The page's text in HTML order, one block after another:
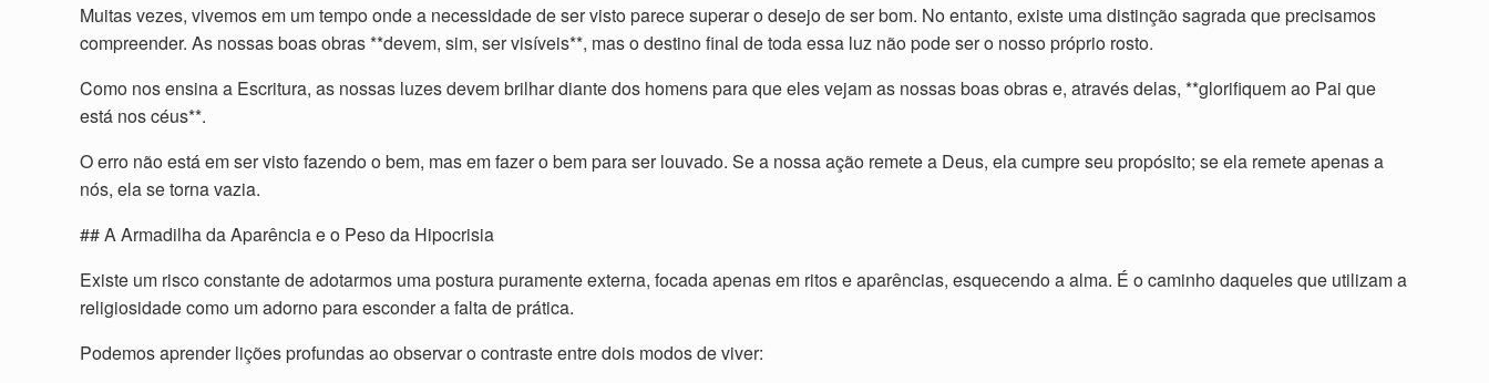
Muitas vezes, vivemos em um tempo onde a necessidade de ser visto parece superar o desejo de ser bom. No entanto, existe uma distinção sagrada que precisamos
compreender. As nossas boas obras **devem, sim, ser visíveis**, mas o destino final de toda essa luz não pode ser o nosso próprio rosto.
Como nos ensina a Escritura, as nossas luzes devem brilhar diante dos homens para que eles vejam as nossas boas obras e, através delas, **glorifiquem ao Pai que
está nos céus**.
O erro não está em ser visto fazendo o bem, mas em fazer o bem para ser louvado. Se a nossa ação remete a Deus, ela cumpre seu propósito; se ela remete apenas a
nós, ela se torna vazia.
## A Armadilha da Aparência e o Peso da Hipocrisia
Existe um risco constante de adotarmos uma postura puramente externa, focada apenas em ritos e aparências, esquecendo a alma. É o caminho daqueles que utilizam a
religiosidade como um adorno para esconder a falta de prática.
Podemos aprender lições profundas ao observar o contraste entre dois modos de viver: